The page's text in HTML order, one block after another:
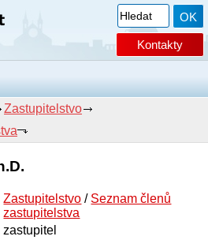
Kontakty
Zastupitelstvo
Zastupitelstvo / Seznam členů
zastupitelstva
zastupitel